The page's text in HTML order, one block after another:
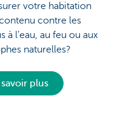
votre habitation
contre les
à l’eau, au feu ou aux
naturelles?
savoir plus